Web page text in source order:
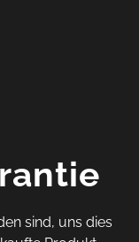
sind, uns dies